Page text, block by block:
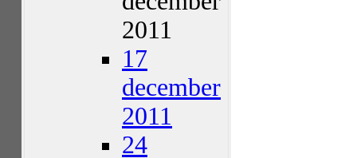
2011
17
december
2011
24